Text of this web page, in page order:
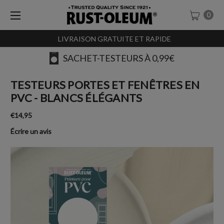
LIVRAISON GRATUITE ET RAPIDE
0
SACHET-TESTEURS À 0,99€
TESTEURS PORTES ET FENÊTRES EN
PVC - BLANCS ÉLÉGANTS
€14,95
Écrire un avis